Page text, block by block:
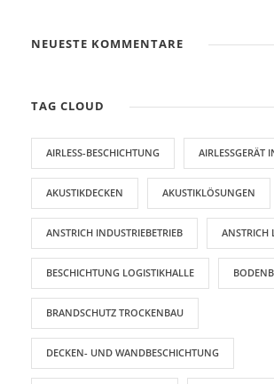
NEUESTE KOMMENTARE
TAG CLOUD
AIRLESS-BESCHICHTUNG AIRLESSGERÄT
AKUSTIKDECKEN AKUSTIKLÖSUNGEN
ANSTRICH INDUSTRIEBETRIEB ANSTRICH
BESCHICHTUNG LOGISTIKHALLE
BRANDSCHUTZ TROCKENBAU
DECKEN- UND WANDBESCHICHTUNG